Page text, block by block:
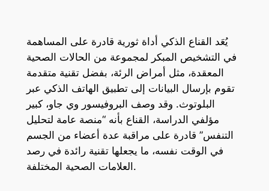
يُعَد القناع الذكي أداة ثورية قادرة على المساهمة
في التشخيص المبكر لمجموعة من الحالات الصحية
المعقدة، مثل أمراض الرئة، بفضل تقنية متقدمة
تقوم بإرسال البيانات إلى تطبيق الهاتف الذكي عبر
البلوتوث. وقد وصف البروفيسور وي جاو، كبير
مؤلفي الدراسة، القناع بأنه “منصة عامة لتحليل
التنفس” قادرة على مراقبة عدة أعضاء من الجسم
في الوقت نفسه، ما يجعلها تقنية رائدة في رصد
العلامات الصحية المختلفة.